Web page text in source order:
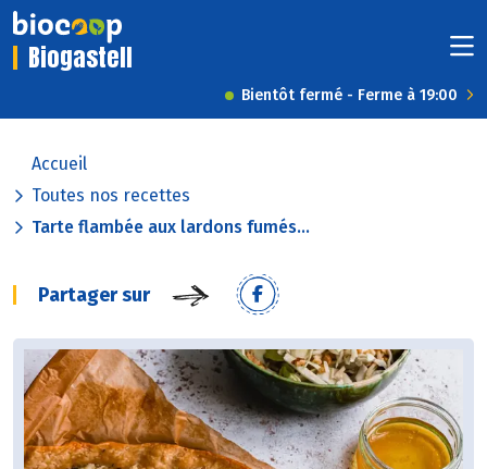
Biogastell
Bientôt fermé - Ferme à 19:00
Accueil
Toutes nos recettes
Tarte flambée aux lardons fumés...
Partager sur